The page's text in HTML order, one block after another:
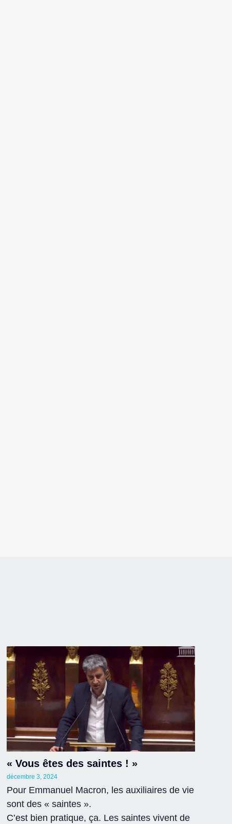
« Vous êtes des saintes ! »
décembre 3, 2024
Pour Emmanuel Macron, les auxiliaires de vie
sont des « saintes ».
C’est bien pratique, ça. Les saintes vivent de